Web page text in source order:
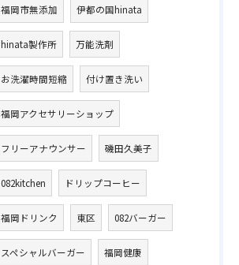
福岡市無添加 伊都の国hinata
hinata製作所 万能洗剤
お洗濯時間短縮 付け置き洗い
福岡アクセサリーショップ
フリーアナウンサー 磯田久美子
082kitchen ドリップコーヒー
福岡ドリンク 東区 082バーガー
スペシャルバーガー 福岡健康